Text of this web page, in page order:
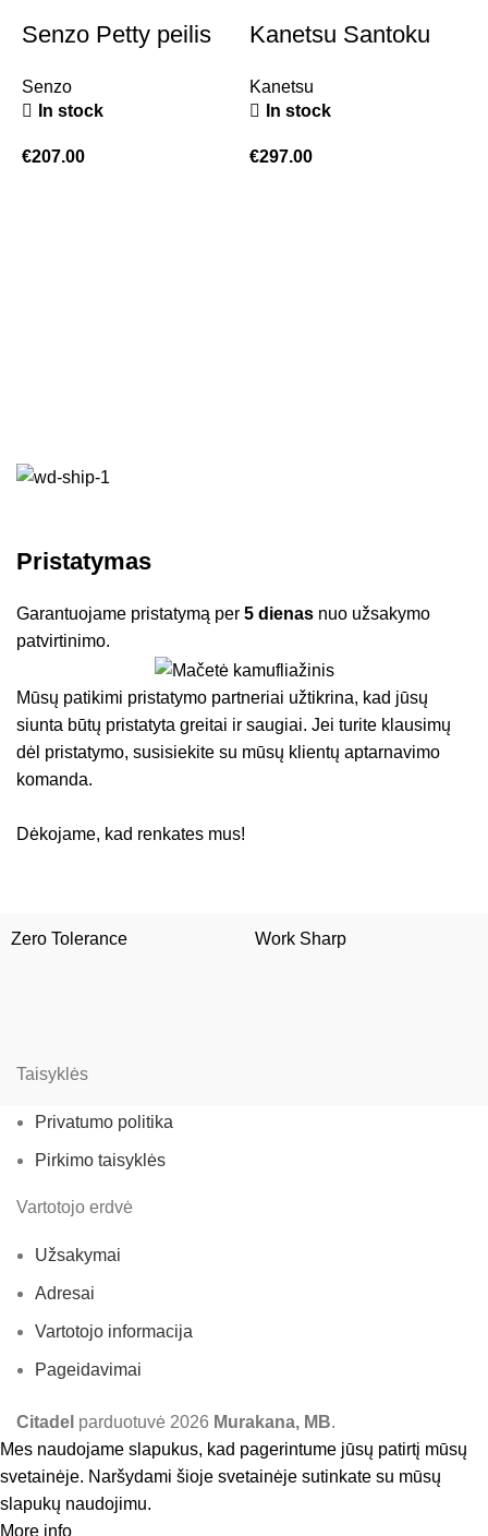
Senzo Petty peilis
Senzo
In stock
€207.00
Kanetsu Santoku
Kanetsu
In stock
€297.00
Pristatymas
Garantuojame pristatymą per5 dienas nuo užsakymo
patvirtinimo.
Mūsų patikimi pristatymo partneriai užtikrina, kad jūsų
siunta būtų pristatyta greitai ir saugiai. Jei turite klausimų
dėl pristatymo, susisiekite su mūsų klientų aptarnavimo
komanda.
Dėkojame, kad renkates mus!
Zero Tolerance Work Sharp
Taisyklės
Privatumo politika
Pirkimo taisyklės
Vartotojo erdvė
Užsakymai
Adresai
Vartotojo informacija
Pageidavimai
Citadel parduotuvė 2026 Murakana, MB.
Mes naudojame slapukus, kad pagerintume jūsų patirtį mūsų
svetainėje. Naršydami šioje svetainėje sutinkate su mūsų
slapukų naudojimu.
More info